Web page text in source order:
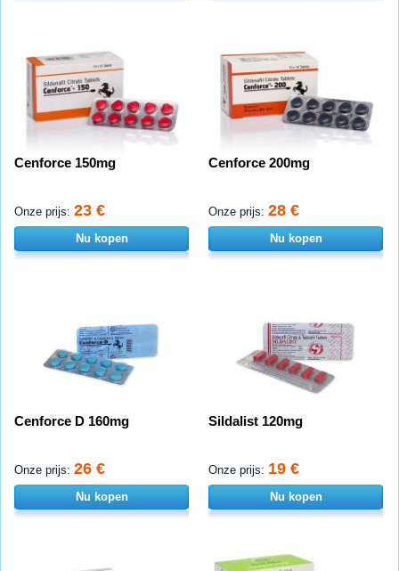
Cenforce 150mg
Onze prijs: 23 €
Nu kopen
Cenforce 200mg
Onze prijs: 28 €
Nu kopen
Cenforce D 160mg
Onze prijs: 26 €
Nu kopen
Sildalist 120mg
Onze prijs: 19 €
Nu kopen